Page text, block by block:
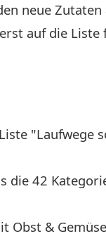
neue Zutaten
auf die Liste
"Laufwege
die 42
Obst &